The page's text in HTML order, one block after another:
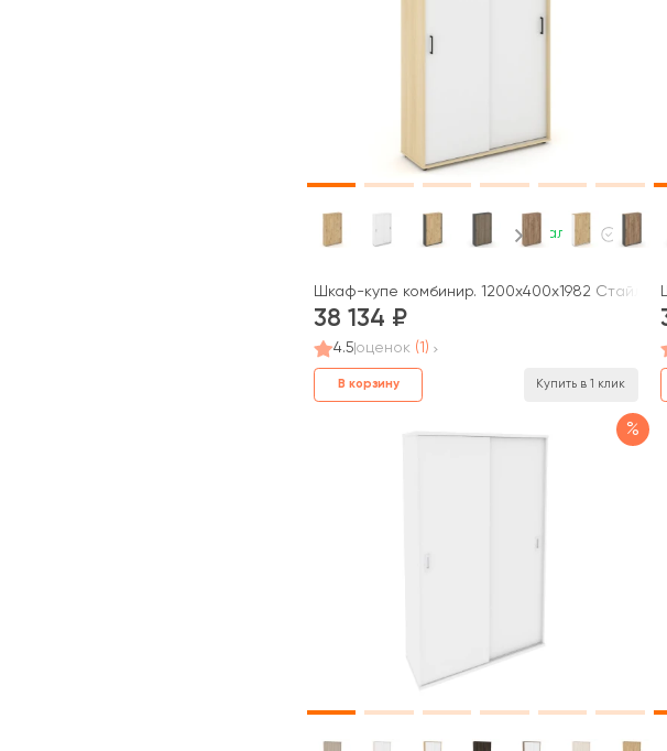
В наличии
Шкаф-купе комбинир. 1200x400x1982 Стайл
38 134
4.5 оценок (1)
В корзину Купить в 1 клик
%